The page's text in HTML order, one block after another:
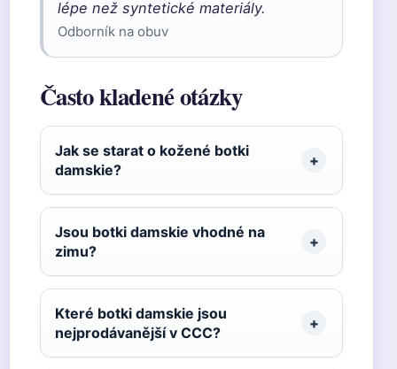
lépe než syntetické materiály.
Odborník na obuv
Často kladené otázky
Jak se starat o kožené botki
damskie?
Jsou botki damskie vhodné na
zimu?
Které botki damskie jsou
nejprodávanější v CCC?